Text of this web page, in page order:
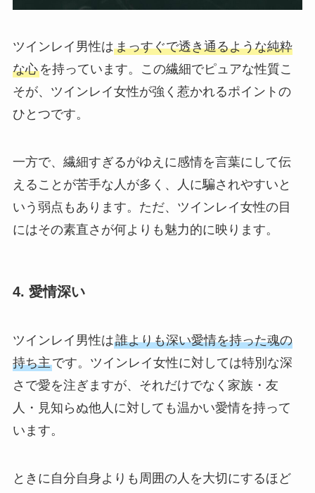
ツインレイ男性はまっすぐで透き通るような純粋
な心を持っています。この繊細でピュアな性質こ
そが、ツインレイ女性が強く惹かれるポイントの
ひとつです。
一方で、繊細すぎるがゆえに感情を言葉にして伝
えることが苦手な人が多く、人に騙されやすいと
いう弱点もあります。ただ、ツインレイ女性の目
にはその素直さが何よりも魅力的に映ります。
4. 愛情深い
ツインレイ男性は誰よりも深い愛情を持った魂の
持ち主です。ツインレイ女性に対しては特別な深
さで愛を注ぎますが、それだけでなく家族・友
人・見知らぬ他人に対しても温かい愛情を持って
います。
ときに自分自身よりも周囲の人を大切にするほど